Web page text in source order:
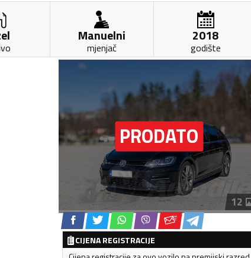
Manuelni
mjenjač
2018
godište
12
CIJENA REGISTRACIJE